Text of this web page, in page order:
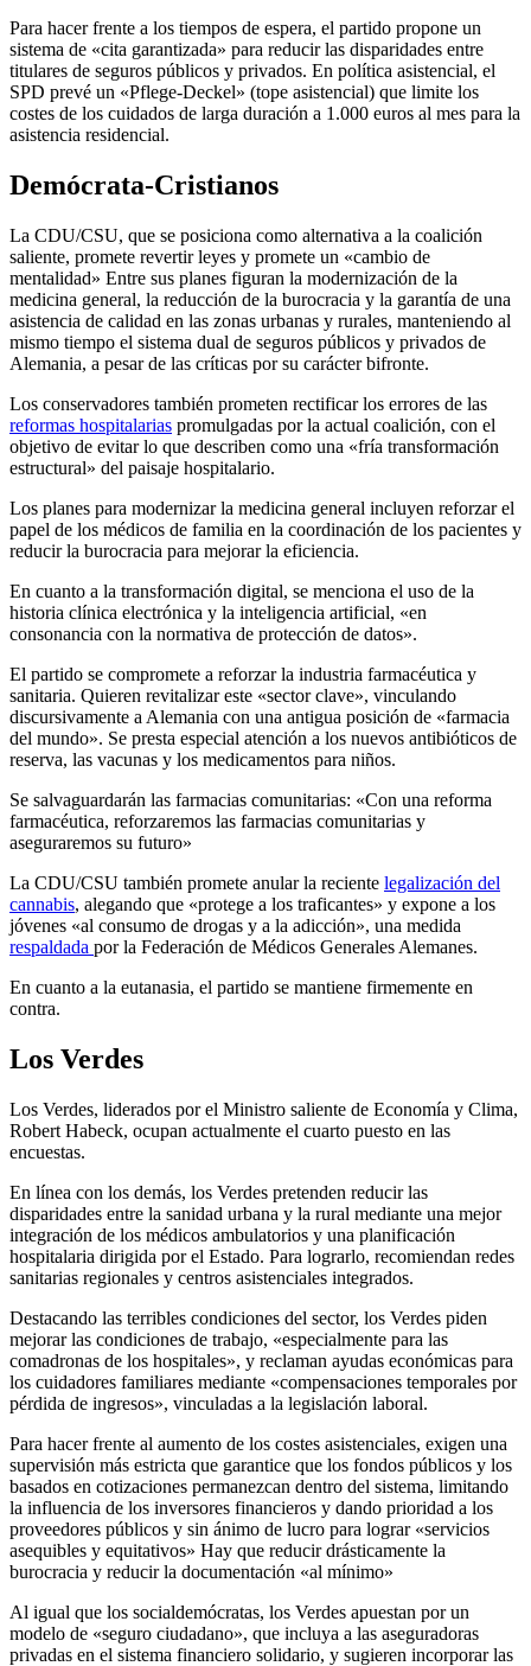
Para hacer frente a los tiempos de espera, el partido propone un
sistema de «cita garantizada» para reducir las disparidades entre
titulares de seguros públicos y privados. En política asistencial, el
SPD prevé un «Pflege-Deckel» (tope asistencial) que limite los
costes de los cuidados de larga duración a 1.000 euros al mes para la
asistencia residencial.
Demócrata-Cristianos
La CDU/CSU, que se posiciona como alternativa a la coalición
saliente, promete revertir leyes y promete un «cambio de
mentalidad» Entre sus planes figuran la modernización de la
medicina general, la reducción de la burocracia y la garantía de una
asistencia de calidad en las zonas urbanas y rurales, manteniendo al
mismo tiempo el sistema dual de seguros públicos y privados de
Alemania, a pesar de las críticas por su carácter bifronte.
Los conservadores también prometen rectificar los errores de las
reformas hospitalarias promulgadas por la actual coalición, con el
objetivo de evitar lo que describen como una «fría transformación
estructural» del paisaje hospitalario.
Los planes para modernizar la medicina general incluyen reforzar el
papel de los médicos de familia en la coordinación de los pacientes y
reducir la burocracia para mejorar la eficiencia.
En cuanto a la transformación digital, se menciona el uso de la
historia clínica electrónica y la inteligencia artificial, «en
consonancia con la normativa de protección de datos».
El partido se compromete a reforzar la industria farmacéutica y
sanitaria. Quieren revitalizar este «sector clave», vinculando
discursivamente a Alemania con una antigua posición de «farmacia
del mundo». Se presta especial atención a los nuevos antibióticos de
reserva, las vacunas y los medicamentos para niños.
Se salvaguardarán las farmacias comunitarias: «Con una reforma
farmacéutica, reforzaremos las farmacias comunitarias y
aseguraremos su futuro»
La CDU/CSU también promete anular la reciente legalización del
cannabis, alegando que «protege a los traficantes» y expone a los
jóvenes «al consumo de drogas y a la adicción», una medida
respaldada por la Federación de Médicos Generales Alemanes.
En cuanto a la eutanasia, el partido se mantiene firmemente en
contra.
Los Verdes
Los Verdes, liderados por el Ministro saliente de Economía y Clima,
Robert Habeck, ocupan actualmente el cuarto puesto en las
encuestas.
En línea con los demás, los Verdes pretenden reducir las
disparidades entre la sanidad urbana y la rural mediante una mejor
integración de los médicos ambulatorios y una planificación
hospitalaria dirigida por el Estado. Para lograrlo, recomiendan redes
sanitarias regionales y centros asistenciales integrados.
Destacando las terribles condiciones del sector, los Verdes piden
mejorar las condiciones de trabajo, «especialmente para las
comadronas de los hospitales», y reclaman ayudas económicas para
los cuidadores familiares mediante «compensaciones temporales por
pérdida de ingresos», vinculadas a la legislación laboral.
Para hacer frente al aumento de los costes asistenciales, exigen una
supervisión más estricta que garantice que los fondos públicos y los
basados en cotizaciones permanezcan dentro del sistema, limitando
la influencia de los inversores financieros y dando prioridad a los
proveedores públicos y sin ánimo de lucro para lograr «servicios
asequibles y equitativos» Hay que reducir drásticamente la
burocracia y reducir la documentación «al mínimo»
Al igual que los socialdemócratas, los Verdes apuestan por un
modelo de «seguro ciudadano», que incluya a las aseguradoras
privadas en el sistema financiero solidario, y sugieren incorporar las